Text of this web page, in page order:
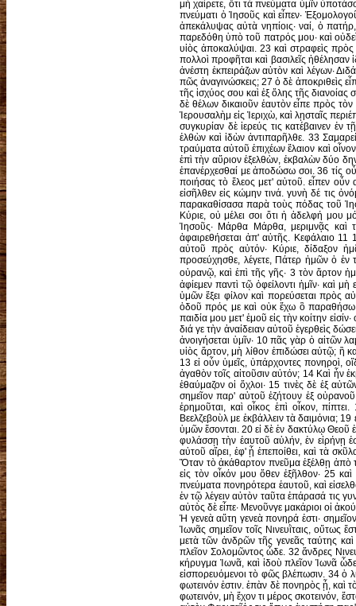
εοῦ ἐκβάλλω τὰ δαιμόνια, ἄρα ἔφθασεν ἐφ' ὑμᾶς ἡ βασιλεία τοῦ Θεοῦ. 21 ὅταν ὁ ἰσχυρὸς καθωπλισμένος φυλάσσῃ τὴν ἑαυτοῦ αὐλήν, ἐν εἰρήνῃ ἐστὶ τὰ ὑπάρχοντα αὐτοῦ· 22 ἐπὰν δὲ ὁ ἰσχυρότερος αὐτοῦ ἐπελθὼν νικήσῃ αὐτόν, τὴν πανοπλίαν αὐτοῦ αἴρει, ἐφ' ᾗ ἐπεποίθει, καὶ τὰ σκῦλα αὐτοῦ διαδίδωσιν. 23 ὁ μὴ ὢν μετ' ἐμοῦ κατ' ἐμοῦ ἐστι, καὶ ὁ μὴ συνάγων μετ' ἐμοῦ σκορπίζει. 24 Ὅταν τὸ ἀκάθαρτον πνεῦμα ἐξέλθῃ ἀπὸ τοῦ ἀνθρώπου, διέρχεται δι' ἀνύδρων τόπων ζητοῦν